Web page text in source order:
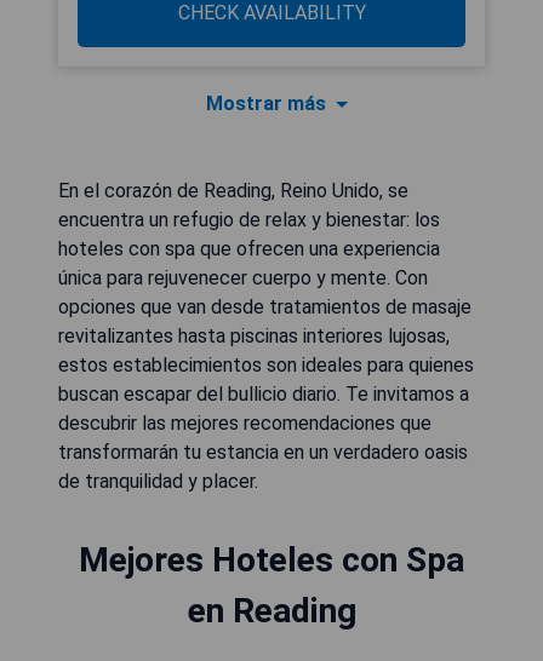
CHECK AVAILABILITY
Mostrar más
En el corazón de Reading, Reino Unido, se
encuentra un refugio de relax y bienestar: los
hoteles con spa que ofrecen una experiencia
única para rejuvenecer cuerpo y mente. Con
opciones que van desde tratamientos de masaje
revitalizantes hasta piscinas interiores lujosas,
estos establecimientos son ideales para quienes
buscan escapar del bullicio diario. Te invitamos a
descubrir las mejores recomendaciones que
transformarán tu estancia en un verdadero oasis
de tranquilidad y placer.
Mejores Hoteles con Spa
en Reading